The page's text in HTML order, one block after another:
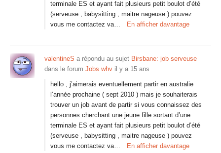
terminale ES et ayant fait plusieurs petit boulot d’été
(serveuse , babysitting , maitre nageuse ) pouvez
vous me contactez va…
En afficher davantage
valentineS a répondu au sujet Birsbane: job serveuse
dans le forum Jobs whv il y a 15 ans
hello , j’aimerais eventuellement partir en australie
l’année prochaine ( sept 2010 ) mais je souhaiterais
trouver un job avant de partir si vous connaissez des
personnes cherchant une jeune fille sortant d’une
terminale ES et ayant fait plusieurs petit boulot d’été
(serveuse , babysitting , maitre nageuse ) pouvez
vous me contactez va…
En afficher davantage